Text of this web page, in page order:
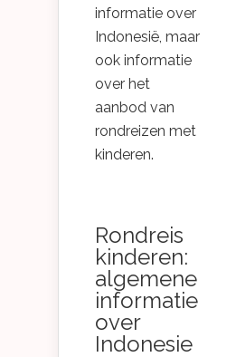
informatie over
Indonesië, maar
ook informatie
over het
aanbod van
rondreizen met
kinderen.
Rondreis
kinderen:
algemene
informatie
over
Indonesie